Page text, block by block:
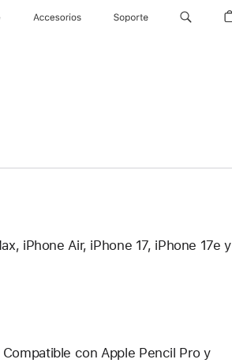
Accesorios Soporte
iPhone Air, iPhone 17, iPhone 17e y
con Apple Pencil Pro y